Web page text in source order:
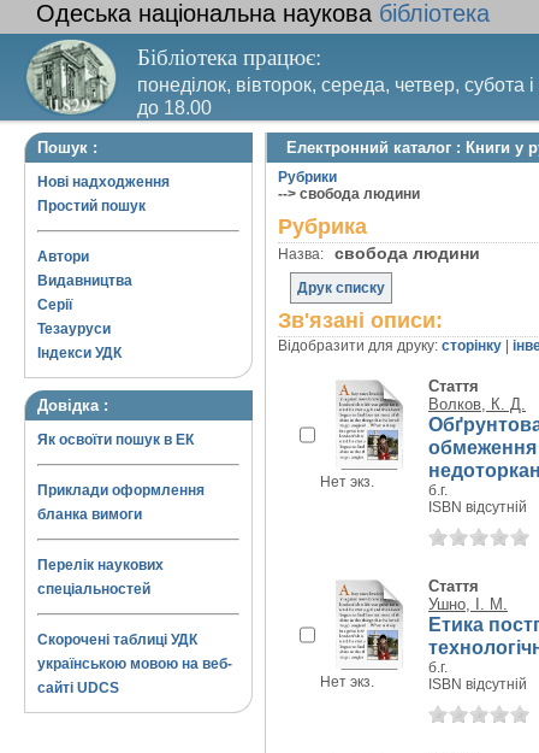
Одеська національна наукова бібліотека
Бібліотека працює:
понеділок, вівторок, середа, четвер, субота
до 18.00
Вихідний день – п’ятниця. Останній четвер
Пошук :
Нові надходження
Простий пошук
Автори
Видавництва
Серії
Тезауруси
Індекси УДК
Довідка :
Як освоїти пошук в ЕК
Приклади оформлення
бланка вимоги
Перелік наукових
спеціальностей
Скорочені таблиці УДК
українською мовою на веб-
сайті UDCS
Електронний каталог : Книги у
Рубрики
--> свобода людини
Рубрика
Назва: свобода людини
Друк списку
Зв'язані описи:
Відобразити для друку: сторінку
Нет экз.
Стаття
Волков, К. Д.
обмеження
б.г.
ISBN відсутній
Нет экз.
Стаття
Ушно, І. М.
Етика
б.г.
ISBN відсутній